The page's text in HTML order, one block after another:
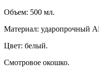
Объем: 500 мл.
Материал: ударопрочный
Цвет: белый.
Смотровое окошко.